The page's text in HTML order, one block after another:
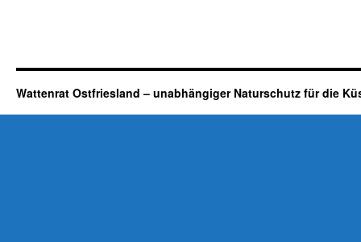
Wattenrat Ostfriesland – unabhängiger Naturschutz für die